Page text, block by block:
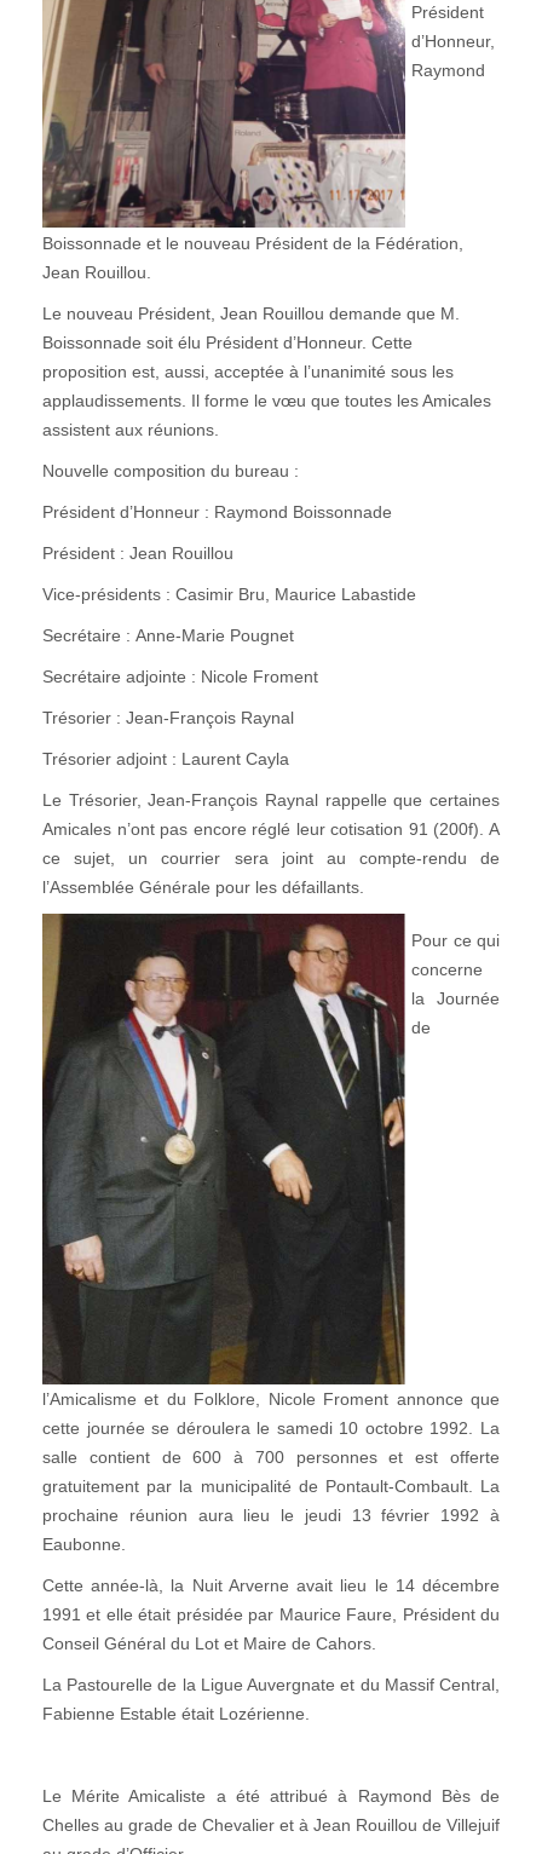
Président
d’Honneur,
Raymond
Boissonnade et le nouveau Président de la Fédération,
Jean Rouillou.
Le nouveau Président, Jean Rouillou demande que M.
Boissonnade soit élu Président d’Honneur. Cette
proposition est, aussi, acceptée à l’unanimité sous les
applaudissements. Il forme le vœu que toutes les Amicales
assistent aux réunions.
Nouvelle composition du bureau :
Président d’Honneur : Raymond Boissonnade
Président : Jean Rouillou
Vice-présidents : Casimir Bru, Maurice Labastide
Secrétaire : Anne-Marie Pougnet
Secrétaire adjointe : Nicole Froment
Trésorier : Jean-François Raynal
Trésorier adjoint : Laurent Cayla
Le Trésorier, Jean-François Raynal rappelle que certaines
Amicales n’ont pas encore réglé leur cotisation 91 (200f). A
ce sujet, un courrier sera joint au compte-rendu de
l’Assemblée Générale pour les défaillants.
Pour ce qui
concerne
la Journée
de
l’Amicalisme et du Folklore, Nicole Froment annonce que
cette journée se déroulera le samedi 10 octobre 1992. La
salle contient de 600 à 700 personnes et est offerte
gratuitement par la municipalité de Pontault-Combault. La
prochaine réunion aura lieu le jeudi 13 février 1992 à
Eaubonne.
Cette année-là, la Nuit Arverne avait lieu le 14 décembre
1991 et elle était présidée par Maurice Faure, Président du
Conseil Général du Lot et Maire de Cahors.
La Pastourelle de la Ligue Auvergnate et du Massif Central,
Fabienne Estable était Lozérienne.
Le Mérite Amicaliste a été attribué à Raymond Bès de
Chelles au grade de Chevalier et à Jean Rouillou de Villejuif